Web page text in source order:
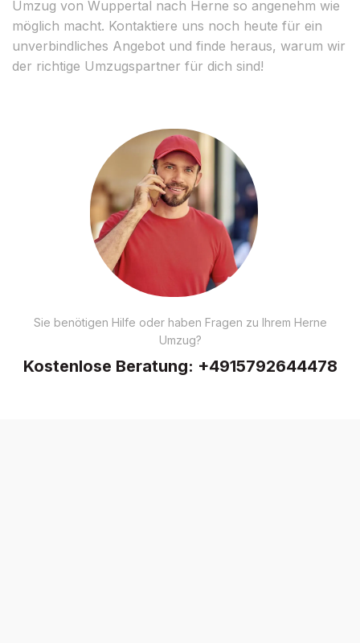
Umzug von Wuppertal nach Herne so angenehm wie
möglich macht. Kontaktiere uns noch heute für ein
unverbindliches Angebot und finde heraus, warum wir
der richtige Umzugspartner für dich sind!
Sie benötigen Hilfe oder haben Fragen zu Ihrem Herne
Umzug?
Kostenlose Beratung: +4915792644478